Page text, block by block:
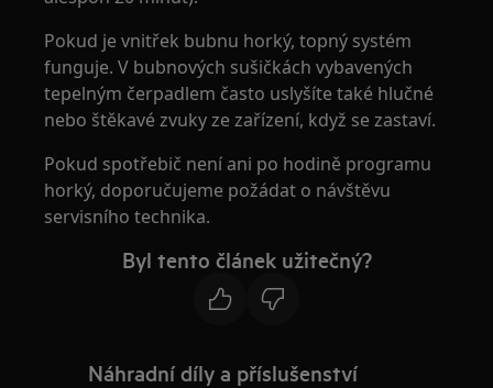
Pokud je vnitřek bubnu horký, topný systém
funguje. V bubnových sušičkách vybavených
tepelným čerpadlem často uslyšíte také hlučné
nebo štěkavé zvuky ze zařízení, když se zastaví.
Pokud spotřebič není ani po hodině programu
horký, doporučujeme požádat o návštěvu
servisního technika.
Byl tento článek užitečný?
Náhradní díly a příslušenství